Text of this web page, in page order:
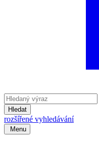
Hledat
rozšířené vyhledávání
Menu